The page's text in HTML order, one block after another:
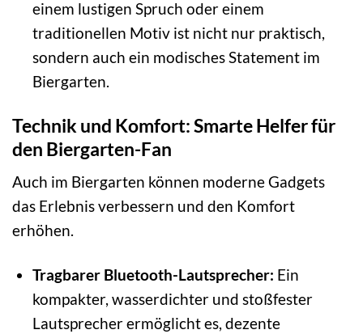
einem lustigen Spruch oder einem
traditionellen Motiv ist nicht nur praktisch,
sondern auch ein modisches Statement im
Biergarten.
Technik und Komfort: Smarte Helfer für
den Biergarten-Fan
Auch im Biergarten können moderne Gadgets
das Erlebnis verbessern und den Komfort
erhöhen.
Tragbarer Bluetooth-Lautsprecher: Ein
kompakter, wasserdichter und stoßfester
Lautsprecher ermöglicht es, dezente